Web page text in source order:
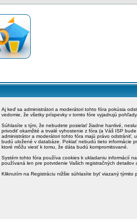
Aj keď sa administrátori a moderátori tohto fóra pokúsia
vedomie, že všetky príspevky v tomto fóre vyjadrujú
Súhlasíte s tým, že nebudete posielať žiadne hanlivé,
privodiť okamžité a trvalé vyhostenie z fóra (a Váš ISP
administrátor a moderátori tohto fóra majú právo
budú uložené v databáze. Pokiať nebudú tieto informácie
ktoré môžu viesť k tomu, že dáta budú kompromitované.
Systém tohto fóra používa cookies k ukladaniu informácií
používaná len pre potvrdenie Vašich registračných
Kliknutím na Registráciu nižšie súhlasíte byť viazaný týmito